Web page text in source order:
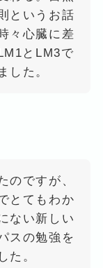
というお話
々心臓に差
とLM3で
した。
のですが、
とてもわか
ない新しい
スの勉強を
た。